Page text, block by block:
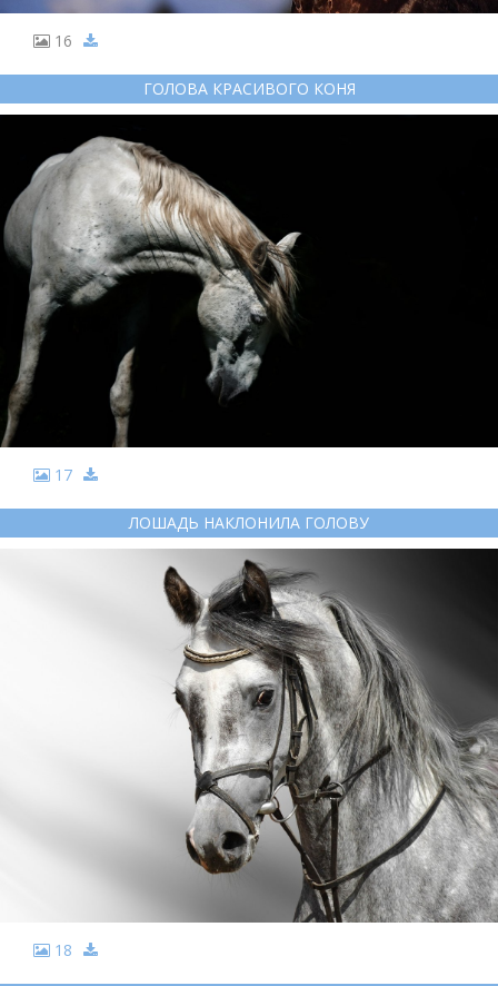
16
ГОЛОВА КРАСИВОГО КОНЯ
17
ЛОШАДЬ НАКЛОНИЛА ГОЛОВУ
18